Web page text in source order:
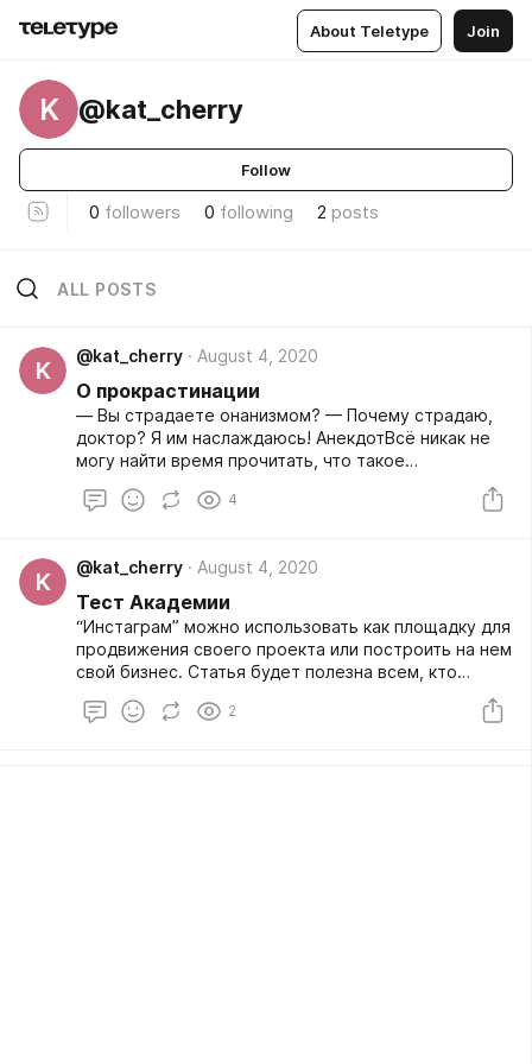
About Teletype Join
K @kat_cherry
Follow
0 followers 0 following 2 posts
ALL POSTS
K
@kat_cherry August 4, 2020
О прокрастинации
— Вы страдаете онанизмом? — Почему страдаю,
доктор? Я им наслаждаюсь! АнекдотВсё никак не
могу найти время прочитать, что такое
4
K
@kat_cherry August 4, 2020
Тест Академии
“Инстаграм” можно использовать как площадку для
продвижения своего проекта или построить на нем
свой бизнес. Статья будет полезна всем, кто
“Инстаграме”.
2